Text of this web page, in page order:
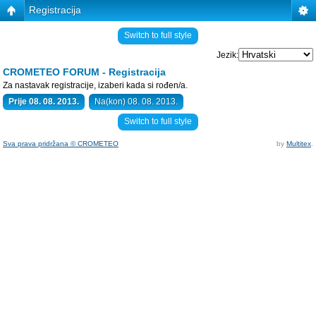
Registracija
Switch to full style
Jezik:
CROMETEO FORUM - Registracija
Za nastavak registracije, izaberi kada si rođen/a.
Prije 08. 08. 2013.
Na(kon) 08. 08. 2013.
Switch to full style
Sva prava pridržana © CROMETEO by Multitex